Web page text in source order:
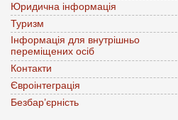
Юридична інформація
Туризм
Інформація для внутрішньо
переміщених осіб
Контакти
Євроінтеграція
Безбар’єрність